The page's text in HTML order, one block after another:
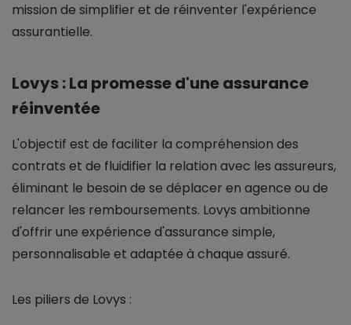
mission de simplifier et de réinventer l'expérience
assurantielle.
Lovys : La promesse d'une assurance
réinventée
L'objectif est de faciliter la compréhension des
contrats et de fluidifier la relation avec les assureurs,
éliminant le besoin de se déplacer en agence ou de
relancer les remboursements. Lovys ambitionne
d'offrir une expérience d'assurance simple,
personnalisable et adaptée à chaque assuré.
Les piliers de Lovys :